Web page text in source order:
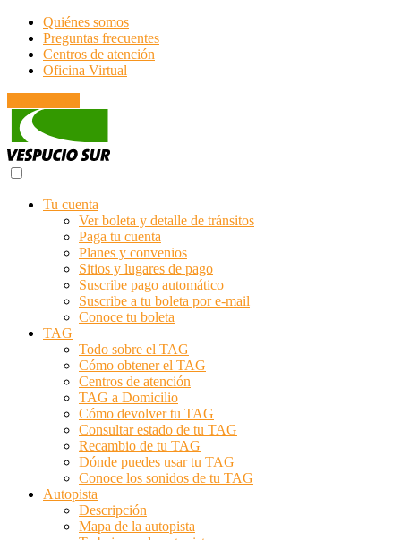
Quiénes somos
Preguntas frecuentes
Centros de atención
Oficina Virtual
Tu cuenta
Ver boleta y detalle de tránsitos
Paga tu cuenta
Planes y convenios
Sitios y lugares de pago
Suscribe pago automático
Suscribe a tu boleta por e-mail
Conoce tu boleta
TAG
Todo sobre el TAG
Cómo obtener el TAG
Centros de atención
TAG a Domicilio
Cómo devolver tu TAG
Consultar estado de tu TAG
Recambio de tu TAG
Dónde puedes usar tu TAG
Conoce los sonidos de tu TAG
Autopista
Descripción
Mapa de la autopista